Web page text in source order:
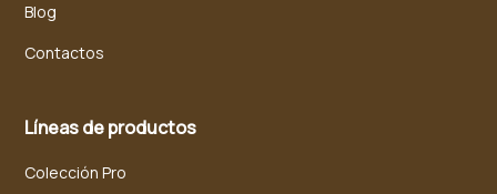
Blog
Contactos
Líneas de productos
Colección Pro